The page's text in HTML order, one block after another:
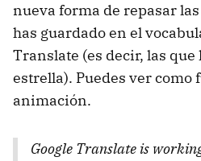
nueva forma de repasar
has guardado en el
Translate (es decir, las que
estrella). Puedes ver como
animación.
Google Translate is